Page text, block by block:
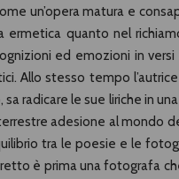
un’opera matura e
quanto nel
ed emozioni in
Allo stesso tempo
radicare le sue liriche in
adesione al mondo
tra le poesie e le
è prima una fotografa